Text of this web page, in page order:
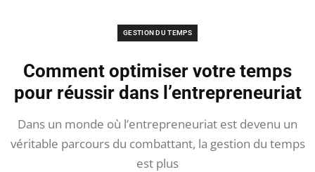
GESTION DU TEMPS
Comment optimiser votre temps
pour réussir dans l’entrepreneuriat
Dans un monde où l’entrepreneuriat est devenu un
véritable parcours du combattant, la gestion du temps
est plus